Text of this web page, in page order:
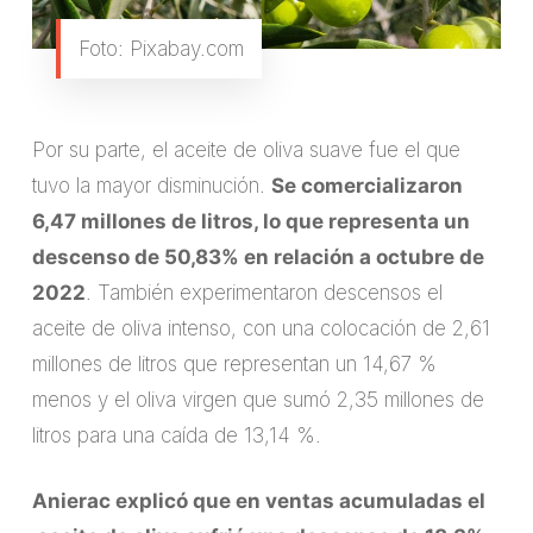
Foto: Pixabay.com
Por su parte, el aceite de oliva suave fue el que
tuvo la mayor disminución. Se comercializaron
6,47 millones de litros, lo que representa un
descenso de 50,83% en relación a octubre de
2022 . También experimentaron descensos el
aceite de oliva intenso, con una colocación de 2,61
millones de litros que representan un 14,67 %
menos y el oliva virgen que sumó 2,35 millones de
litros para una caída de 13,14 %.
Anierac explicó que en ventas acumuladas el